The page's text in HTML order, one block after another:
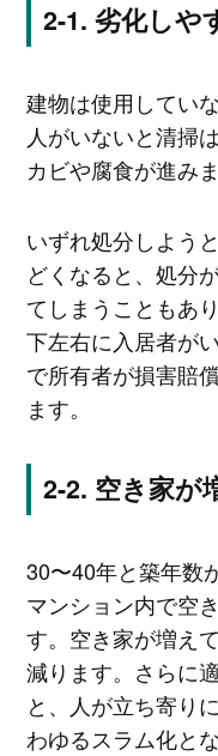
劣化しや
建物は使用してい
人がいないと清掃
カビや腐食が進みま
いずれ処分しよう
どくなると、処分
てしまうこともあ
下左右に入居者が
で所有者が損害賠
ます。
空き家が
30〜40年と築年数
マンション内で空
す。空き家が増え
減ります。さらに
と、人が立ち寄り
わゆるスラム化と